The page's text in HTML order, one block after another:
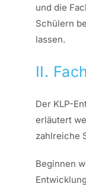
und die
Schülern
lassen.
II.
Der KLP-
erläutert
zahlreiche
Beginnen